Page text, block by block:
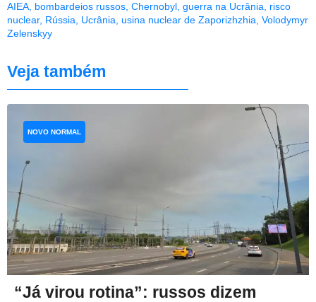
AIEA, bombardeios russos, Chernobyl, guerra na Ucrânia, risco
nuclear, Rússia, Ucrânia, usina nuclear de Zaporizhzhia, Volodymyr
Zelenskyy
Veja também
“Já virou rotina”: russos dizem
NOVO NORMAL